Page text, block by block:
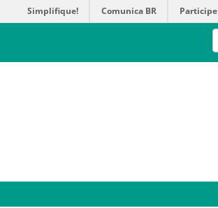
Simplifique! Comunica BR Participe